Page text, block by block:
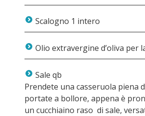
Scalogno 1 intero
Olio extravergine d’oliva per
Sale qb
Prendete una casseruola piena
portate a bollore, appena è
un cucchiaino raso di sale,